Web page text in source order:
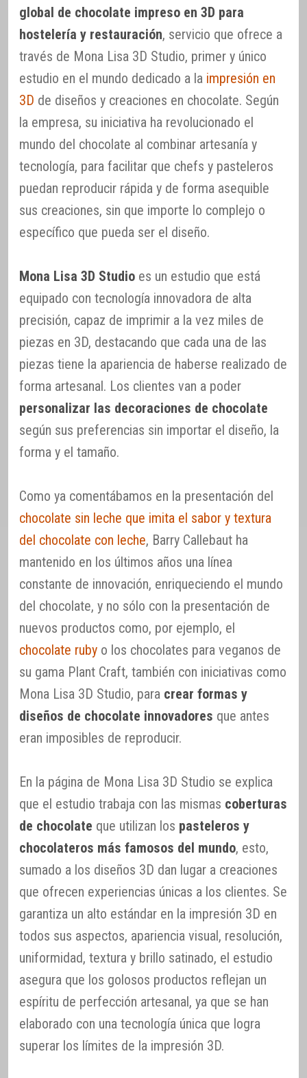
global de chocolate impreso en 3D para
hostelería y restauración, servicio que ofrece a
través de Mona Lisa 3D Studio, primer y único
estudio en el mundo dedicado a la impresión en
3D de diseños y creaciones en chocolate. Según
la empresa, su iniciativa ha revolucionado el
mundo del chocolate al combinar artesanía y
tecnología, para facilitar que chefs y pasteleros
puedan reproducir rápida y de forma asequible
sus creaciones, sin que importe lo complejo o
específico que pueda ser el diseño.
Mona Lisa 3D Studio es un estudio que está
equipado con tecnología innovadora de alta
precisión, capaz de imprimir a la vez miles de
piezas en 3D, destacando que cada una de las
piezas tiene la apariencia de haberse realizado de
forma artesanal. Los clientes van a poder
personalizar las decoraciones de chocolate
según sus preferencias sin importar el diseño, la
forma y el tamaño.
Como ya comentábamos en la presentación del
chocolate sin leche que imita el sabor y textura
del chocolate con leche, Barry Callebaut ha
mantenido en los últimos años una línea
constante de innovación, enriqueciendo el mundo
del chocolate, y no sólo con la presentación de
nuevos productos como, por ejemplo, el
chocolate ruby o los chocolates para veganos de
su gama Plant Craft, también con iniciativas como
Mona Lisa 3D Studio, para crear formas y
diseños de chocolate innovadores que antes
eran imposibles de reproducir.
En la página de Mona Lisa 3D Studio se explica
que el estudio trabaja con las mismas coberturas
de chocolate que utilizan los pasteleros y
chocolateros más famosos del mundo, esto,
sumado a los diseños 3D dan lugar a creaciones
que ofrecen experiencias únicas a los clientes. Se
garantiza un alto estándar en la impresión 3D en
todos sus aspectos, apariencia visual, resolución,
uniformidad, textura y brillo satinado, el estudio
asegura que los golosos productos reflejan un
espíritu de perfección artesanal, ya que se han
elaborado con una tecnología única que logra
superar los límites de la impresión 3D.